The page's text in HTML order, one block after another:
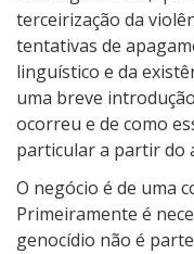
g
u
e
A
r
a
d
u
terceirização da
tentativas de
linguístico e da
uma breve
ocorreu e de como
particular a partir do
O negócio é de uma
Primeiramente é
genocídio não é